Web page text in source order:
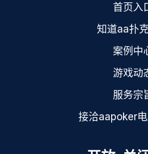
首页入
知道aa扑
案例中
游戏动
服务宗
接洽aapoker